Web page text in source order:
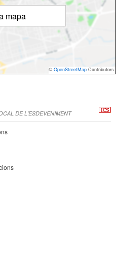
mapa
© OpenStreetMap Contributors
DE L'ESDEVENIMENT